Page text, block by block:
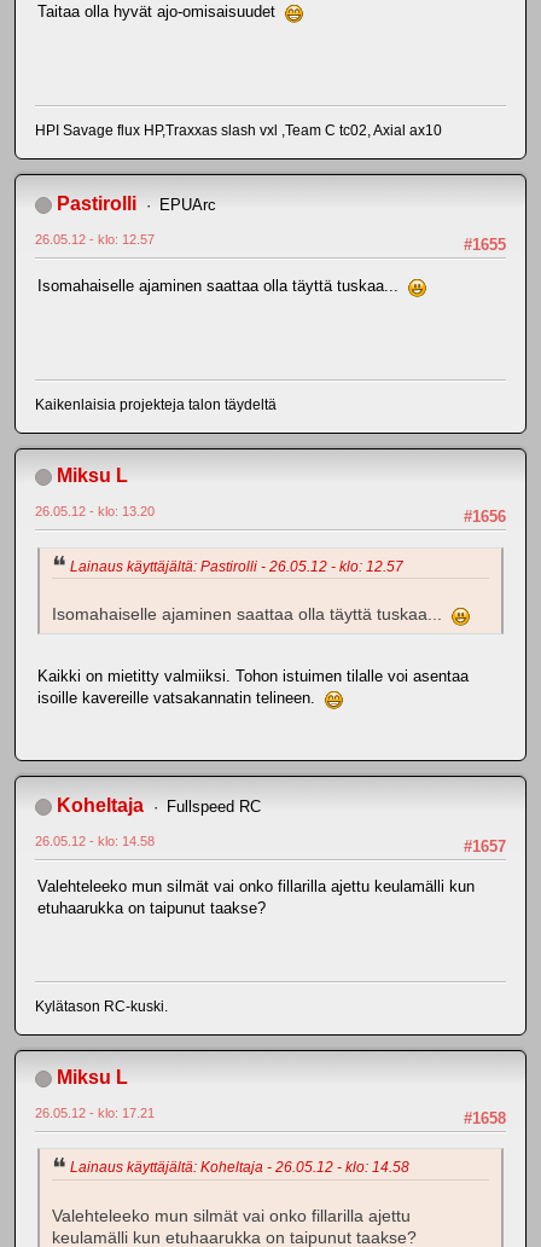
Taitaa olla hyvät ajo-omisaisuudet
HPI Savage flux HP,Traxxas slash vxl ,Team C tc02, Axial ax10
Pastirolli EPUArc
#1655
26.05.12 - klo: 12.57
Isomahaiselle ajaminen saattaa olla täyttä tuskaa...
Kaikenlaisia projekteja talon täydeltä
Miksu L
#1656
26.05.12 - klo: 13.20
Lainaus käyttäjältä: Pastirolli - 26.05.12 - klo: 12.57
Isomahaiselle ajaminen saattaa olla täyttä tuskaa...
Kaikki on mietitty valmiiksi. Tohon istuimen tilalle voi asentaa
isoille kavereille vatsakannatin telineen.
Koheltaja Fullspeed RC
#1657
26.05.12 - klo: 14.58
Valehteleeko mun silmät vai onko fillarilla ajettu keulamälli kun
etuhaarukka on taipunut taakse?
Kylätason RC-kuski.
Miksu L
#1658
26.05.12 - klo: 17.21
Lainaus käyttäjältä: Koheltaja - 26.05.12 - klo: 14.58
Valehteleeko mun silmät vai onko fillarilla ajettu
keulamälli kun etuhaarukka on taipunut taakse?